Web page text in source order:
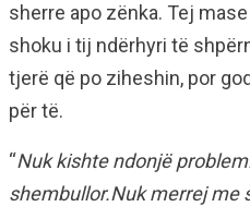
sherre apo zënka. Tej
shoku i tij ndërhyri të
tjerë që po ziheshin, por
për të.
“Nuk kishte ndonjë
shembullor.Nuk merrej me